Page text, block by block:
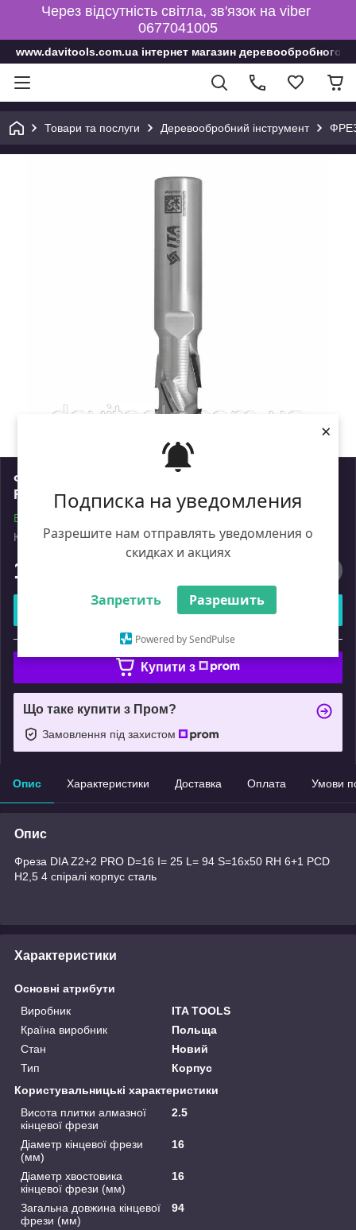
Подписка на уведомления
Разрешите нам отправлять уведомления о
скидках и акциях
Запретить Разрешить
Powered by SendPulse
×
Через відсутність світла, зв'язок на viber
0677041005
www.davitools.com.ua інтернет магазин деревообробного
Товари та послуги Деревообробний інструмент
Фреза DIA Z2+2 PRO D=16 I= 25 L= 94 S=16x50
RH 6+1 PCD H2,5 4 спіралі корпус сталь
В наявності
Код: DTL.16.025.16.0SR
Роздріб
15 235
Купити
або
Купити з
Що таке купити з Пром?
Замовлення під захистом
Опис Характеристики Доставка Оплата Умови
Опис
Фреза DIA Z2+2 PRO D=16 I= 25 L= 94 S=16x50 RH 6+1 PCD
H2,5 4 спіралі корпус сталь
Характеристики
Основні атрибути
Виробник
ITA TOOLS
Країна виробник
Польща
Стан
Новий
Тип
Корпус
Користувальницькі характеристики
Висота плитки алмазної
кінцевої фрези
2.5
Діаметр кінцевої фрези
(мм)
16
Діаметр хвостовика
кінцевої фрези (мм)
16
Загальна довжина кінцевої
фрези (мм)
94